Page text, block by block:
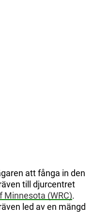
att fånga in den
till djurcentret
Minnesota (WRC).
led av en mängd